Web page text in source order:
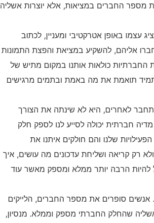
מספר החברים במציאות, אלא יוצרות אשליה
באופן אטרקטיבי ומעניין, לכתוב
אליהם, להשקיע במציאת והפצת התמונות
החברתיות כולאות אותנו במקום מתיש של
תואמת את מה באמת ובתמים מרגישים
לאחרים, היא לא שינתה את הצורך
חברתית יכולה לסייע לנו לספק חלק
שלנו והם חולקים איתנו את
רק קריאה ושליחת עדכונים מה עושים, איך
להיות הרבה יותר ממלא ומספק מאשר עוד
אנשים סופרים את מספר החברים, הלייקים
שהחלק החברתי מספק וממלא. מנסיון,